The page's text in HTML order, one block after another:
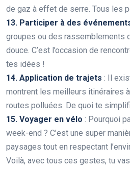
de gaz à effet de serre. Tous les
13. Participer à des
groupes ou des rassemblements
douce. C’est l’occasion de
tes idées !
14. Application de trajets : Il
montrent les meilleurs itinéraires
routes polluées. De quoi te
15. Voyager en vélo : Pourquoi
week-end ? C’est une super
paysages tout en respectant
Voilà, avec tous ces gestes, tu